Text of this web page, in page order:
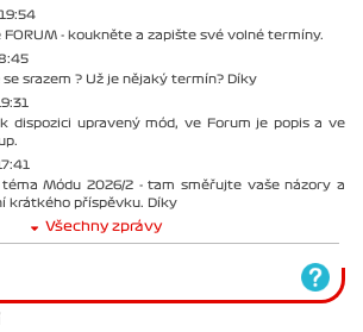
- koukněte a zapište své volné termíny.
srazem ? Už je nějaký termín? Díky
dispozici upravený mód, ve Forum je popis a ve
Módu 2026/2 - tam směřujte vaše názory a
krátkého příspěvku. Díky
Všechny zprávy